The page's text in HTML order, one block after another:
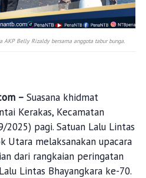
AKP Belly Rizaldy bersama anggota tabur bunga.
– Suasana khidmat
Kerakas, Kecamatan
2025) pagi. Satuan Lalu Lintas
Utara melaksanakan upacara
dari rangkaian peringatan
Lintas Bhayangkara ke-70.